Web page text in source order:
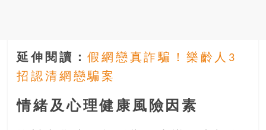
延伸閱讀：假網戀真詐騙！樂齡人3
招認清網戀騙案
情緒及心理健康風險因素